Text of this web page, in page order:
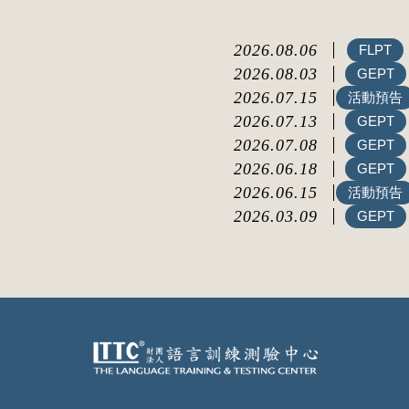
2026.08.06 FLPT
2026.08.03 GEPT
2026.07.15 活動預告
2026.07.13 GEPT
2026.07.08 GEPT
2026.06.18 GEPT
2026.06.15 活動預告
2026.03.09 GEPT